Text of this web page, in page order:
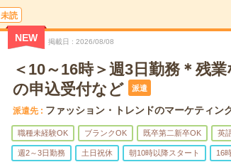
未読
NEW 掲載日 2026/08/08
＜10～16時＞週3日勤務＊残
の申込受付など
派遣
派遣先 ファッション・トレンドのマーケティン
職種未経験OK ブランクOK 既卒第二新卒OK 英
週2～3日勤務 土日祝休 朝10時以降スタート 16